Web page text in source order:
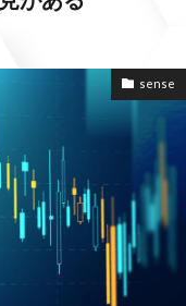
sense